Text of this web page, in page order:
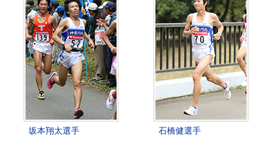
坂本翔太選手 石橋健選手